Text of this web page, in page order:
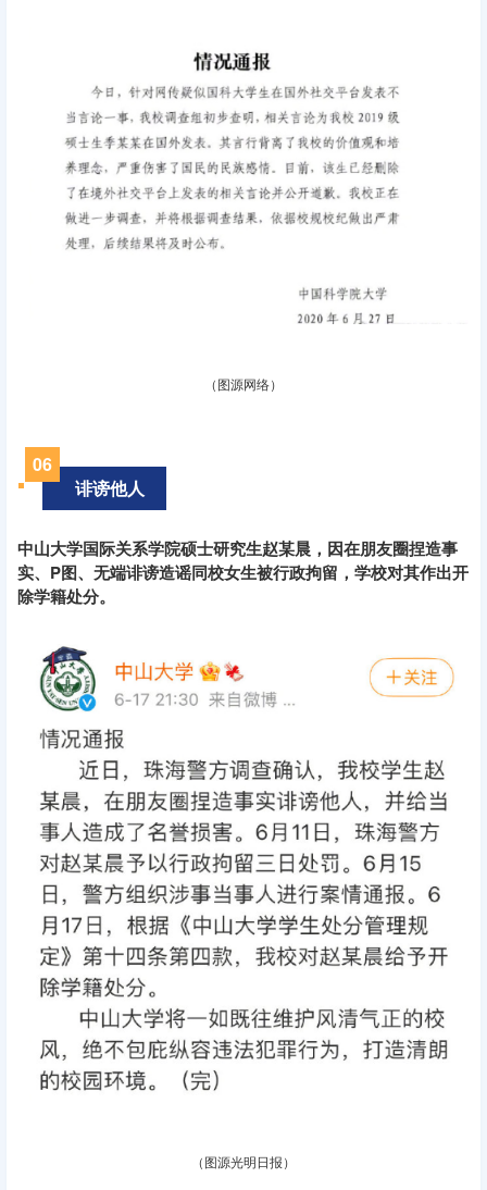
（图源网络）
06
诽谤他人
中山大学国际关系学院硕士研究生赵某晨，因在朋友圈捏造事
实、P图、无端诽谤造谣同校女生被行政拘留，学校对其作出开
除学籍处分。
（图源光明日报）